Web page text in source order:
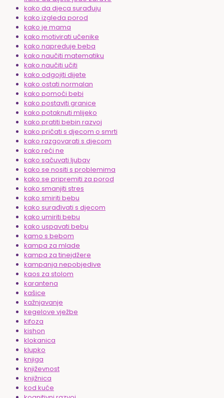
kako da djeca surađuju
kako izgleda porod
kako je mama
kako motivirati učenike
kako napreduje beba
kako naučiti matematiku
kako naučiti učiti
kako odgojiti dijete
kako ostati normalan
kako pomoći bebi
kako postaviti granice
kako potaknuti mlijeko
kako pratiti bebin razvoj
kako pričati s djecom o smrti
kako razgovarati s djecom
kako reći ne
kako sačuvati ljubav
kako se nositi s problemima
kako se pripremiti za porod
kako smanjiti stres
kako smiriti bebu
kako surađivati s djecom
kako umiriti bebu
kako uspavati bebu
kamo s bebom
kampa za mlade
kampa za tinejdžere
kampanja nepobjedive
kaos za stolom
karantena
kašice
kažnjavanje
kegelove vježbe
kifoza
kishon
klokanica
klupko
knjiga
književnost
knjižnica
kod kuće